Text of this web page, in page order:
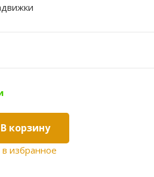
В корзину
избранное